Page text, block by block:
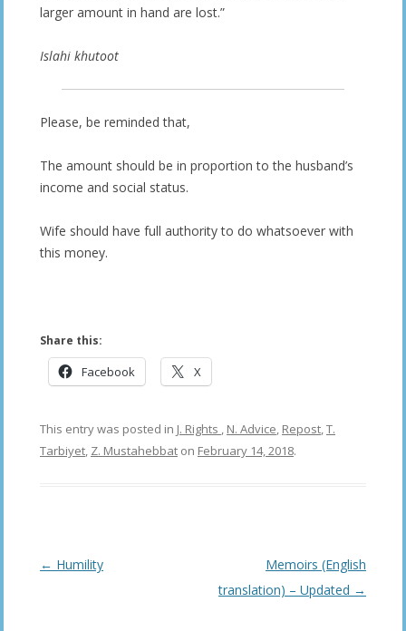
larger amount in hand are lost.”
Islahi khutoot
Please, be reminded that,
The amount should be in proportion to the husband’s
income and social status.
Wife should have full authority to do whatsoever with
this money.
Share this:
Facebook X
This entry was posted in J. Rights , N. Advice, Repost,T.
Tarbiyet, Z. Mustahebbat on February 14, 2018.
Post
← Humility
Memoirs (English
translation) – Updated →